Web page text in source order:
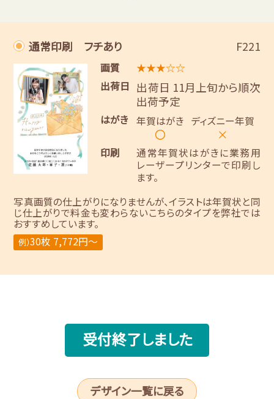
通常印刷 フチあり F221
画質
★★★☆☆
出荷日
出荷日 11月上旬から順次
出荷予定
はがき 年賀はがき
〇
ディズニー年賀
×
印刷
通常年賀状はがきに業務用
レーザープリンターで印刷し
ます。
写真画質の仕上がりになりませんが、イラストは年賀状と同
じ仕上がりで料金も変わらないこちらのタイプを弊社では
おすすめしています。
例）30枚 7,772円～
受付終了しました
デザイン一覧に戻る